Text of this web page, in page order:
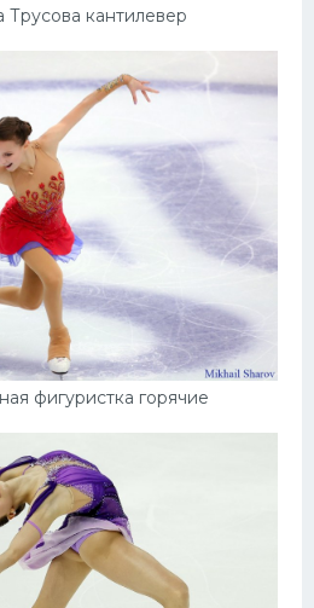
Трусова кантилевер
фигуристка горячие